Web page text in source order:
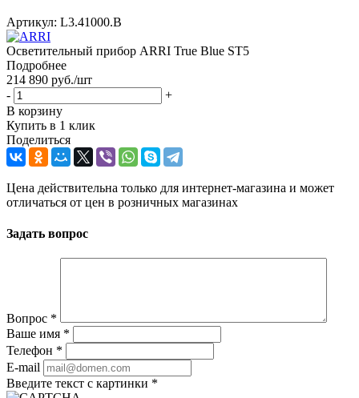
Артикул: L3.41000.B
Осветительный прибор ARRI True Blue ST5
Подробнее
214 890 руб./шт
-
+
В корзину
Купить в 1 клик
Поделиться
Цена действительна только для интернет-магазина и может
отличаться от цен в розничных магазинах
Задать вопрос
Вопрос *
Ваше имя *
Телефон *
E-mail
Введите текст с картинки *